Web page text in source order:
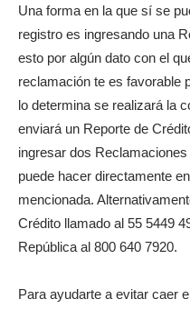
Una forma en la que sí se
registro es ingresando una
esto por algún dato con el
reclamación te es favorable
lo determina se realizará la
enviará un Reporte de
ingresar dos
puede hacer directamente
mencionada.
Crédito llamado al 55 5449
República al 800 640 7920.
Para ayudarte a evitar caer